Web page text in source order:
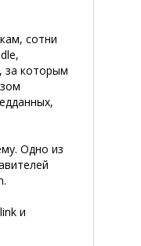
сотни
за которым
Одно из
и